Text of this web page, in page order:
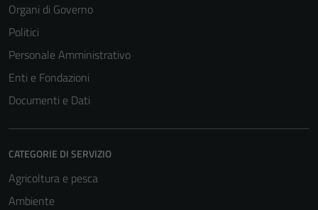
Organi di Governo
Politici
Personale Amministrativo
Enti e Fondazioni
Documenti e Dati
CATEGORIE DI SERVIZIO
Agricoltura e pesca
Ambiente